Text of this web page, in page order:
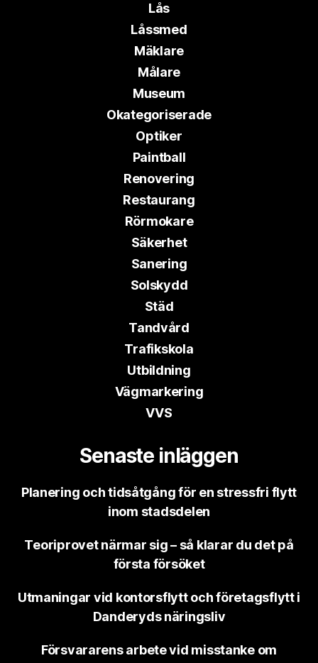
Lås
Låssmed
Mäklare
Målare
Museum
Okategoriserade
Optiker
Paintball
Renovering
Restaurang
Rörmokare
Säkerhet
Sanering
Solskydd
Städ
Tandvård
Trafikskola
Utbildning
Vägmarkering
VVS
Senaste inläggen
Planering och tidsåtgång för en stressfri flytt
inom stadsdelen
Teoriprovet närmar sig – så klarar du det på
första försöket
Utmaningar vid kontorsflytt och företagsflytt i
Danderyds näringsliv
Försvararens arbete vid misstanke om